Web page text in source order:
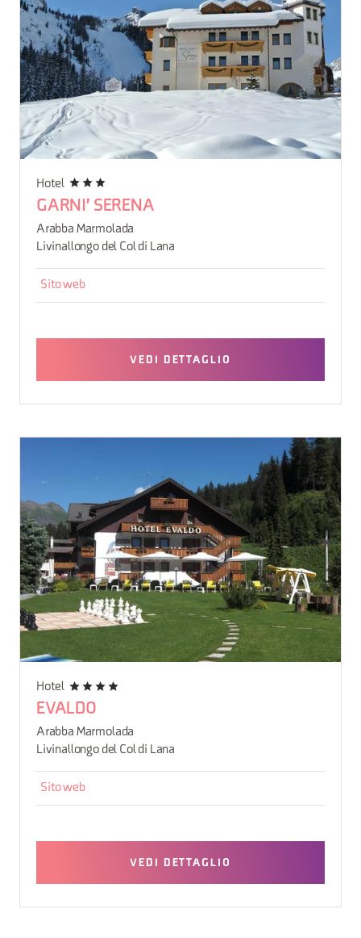
Hotel
GARNI' SERENA
Arabba Marmolada
Livinallongo del Col di Lana
Sito web
VEDI DETTAGLIO
Hotel
EVALDO
Arabba Marmolada
Livinallongo del Col di Lana
Sito web
VEDI DETTAGLIO